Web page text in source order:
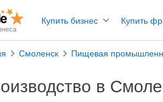
Купить бизнес Купить
Смоленск Пищевая
в